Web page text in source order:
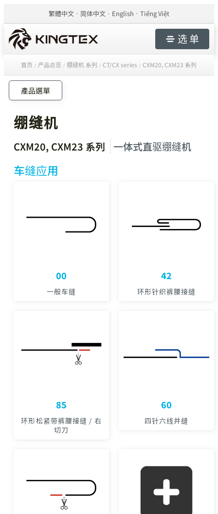
繁體中文 简体中文 English Tiếng Việt
选 单
首页 / 产品总览 / 绷缝机 系列 / CT/CX series / CXM20, CXM23 系列
產品選單
绷缝机
CXM20, CXM23 系列 一体式直驱绷缝机
车缝应用
00
一般车缝
42
环形针织裤腰接缝
85
环形松紧带裤腰接缝 / 右
切刀
60
四针六线并缝